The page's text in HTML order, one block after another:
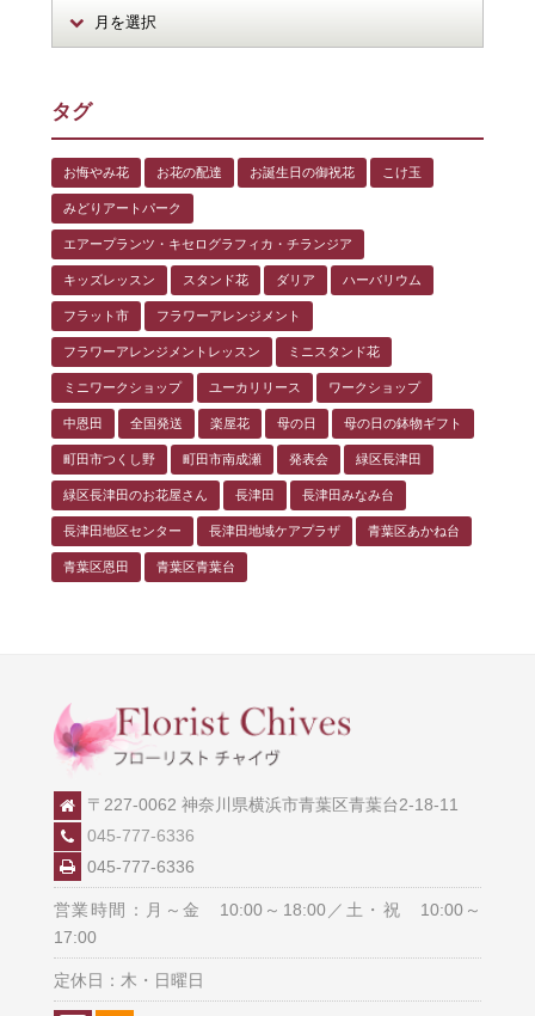
タグ
お悔やみ花 お花の配達 お誕生日の御祝花 こけ玉
みどりアートパーク
エアープランツ・キセログラフィカ・チランジア
キッズレッスン スタンド花 ダリア ハーバリウム
フラット市 フラワーアレンジメント
フラワーアレンジメントレッスン ミニスタンド花
ミニワークショップ ユーカリリース ワークショップ
中恩田 全国発送 楽屋花 母の日 母の日の鉢物ギフト
町田市つくし野 町田市南成瀬 発表会 緑区長津田
緑区長津田のお花屋さん 長津田 長津田みなみ台
長津田地区センター 長津田地域ケアプラザ 青葉区あかね台
青葉区恩田 青葉区青葉台
〒227-0062 神奈川県横浜市青葉区青葉台2-18-11
045-777-6336
045-777-6336
営業時間：月～金 10:00～18:00／土・祝 10:00～
17:00
定休日：木・日曜日